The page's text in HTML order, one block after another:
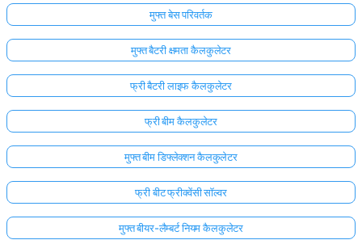
अभी
प्रश्न
नहीं
अपना
पहला
प्रश्न
मुफ्त बेस परिवर्तक
मुफ्त बैटरी क्षमता कैलकुलेटर
फ्री बैटरी लाइफ कैलकुलेटर
फ्री बीम कैलकुलेटर
मुफ्त बीम डिफ्लेक्शन कैलकुलेटर
फ्री बीट फ्रीक्वेंसी सॉल्वर
मुफ्त बीयर-लैम्बर्ट नियम कैलकुलेटर